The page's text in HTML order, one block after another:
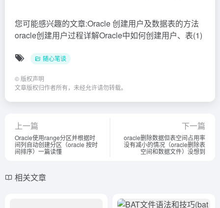
您可能感兴趣的文章:Oracle 创建用户及数据表的方法
oracle创建用户过程详解Oracle中如何创建用户、表(1)
随心笔谈
© 版权声明
文章版权归作者所有，未经允许请勿转载。
上一篇
Oracle使用range分区并根据时
间列自动创建分区（oracle 按时
间排序）一篇读懂
下一篇
oracle删除数据但表空间占用率
没有减小的情况（oracle删除表
空间和数据文件）没想到
相关文章